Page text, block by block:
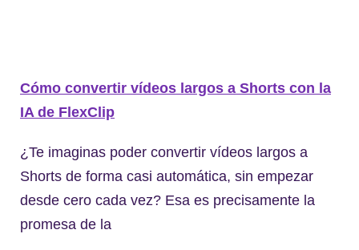
Cómo convertir vídeos largos a Shorts con la
IA de FlexClip
¿Te imaginas poder convertir vídeos largos a
Shorts de forma casi automática, sin empezar
desde cero cada vez? Esa es precisamente la
promesa de la